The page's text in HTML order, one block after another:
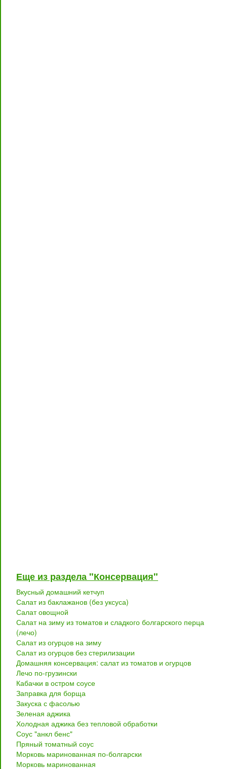
Еще из раздела "Консервация"
Вкусный домашний кетчуп
Салат из баклажанов (без уксуса)
Салат овощной
Салат на зиму из томатов и сладкого болгарского перца
(лечо)
Салат из огурцов на зиму
Салат из огурцов без стерилизации
Домашняя консервация: салат из томатов и огурцов
Лечо по-грузински
Кабачки в остром соусе
Заправка для борща
Закуска с фасолью
Зеленая аджика
Холодная аджика без тепловой обработки
Соус "анкл бенс"
Пряный томатный соус
Морковь маринованная по-болгарски
Морковь маринованная